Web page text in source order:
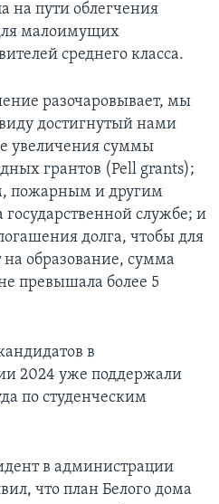
на пути облегчения
малоимущих
среднего класса.
разочаровывает, мы
достигнутый нами
увеличения суммы
грантов (Pell grants);
пожарным и другим
службе; и
долга, чтобы для
на образование, сумма
превышала более 5
в
2024 уже поддержали
по студенческим
в администрации
что план Белого дома